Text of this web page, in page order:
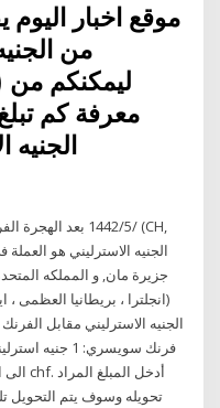
موقع اخبار اليوم
من
معرفة كم
الجنيه
(انجلترا ، بريطانيا العظمى
الجنيه الاسترليني مقابل
فرنك سويسري:
تحويله وسوف يتم التحويل